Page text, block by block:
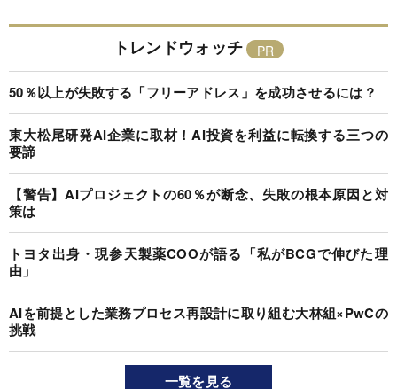
トレンドウォッチ
50％以上が失敗する「フリーアドレス」を成功させるには？
東大松尾研発AI企業に取材！AI投資を利益に転換する三つの
要諦
【警告】AIプロジェクトの60％が断念、失敗の根本原因と対
策は
トヨタ出身・現参天製薬COOが語る「私がBCGで伸びた理
由」
AIを前提とした業務プロセス再設計に取り組む大林組×PwCの
挑戦
一覧を見る